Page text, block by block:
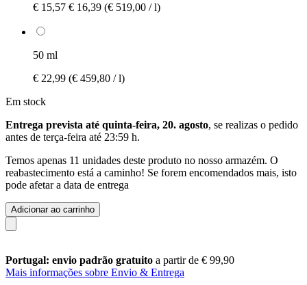
€ 15,57 € 16,39 (€ 519,00 / l)
50 ml
€ 22,99 (€ 459,80 / l)
Em stock
Entrega prevista até quinta-feira, 20. agosto, se realizas o pedido
antes de terça-feira até 23:59 h.
Temos apenas 11 unidades deste produto no nosso armazém. O
reabastecimento está a caminho! Se forem encomendados mais, isto
pode afetar a data de entrega
Adicionar ao carrinho
Portugal: envio padrão gratuito a partir de € 99,90
Mais informações sobre Envio & Entrega